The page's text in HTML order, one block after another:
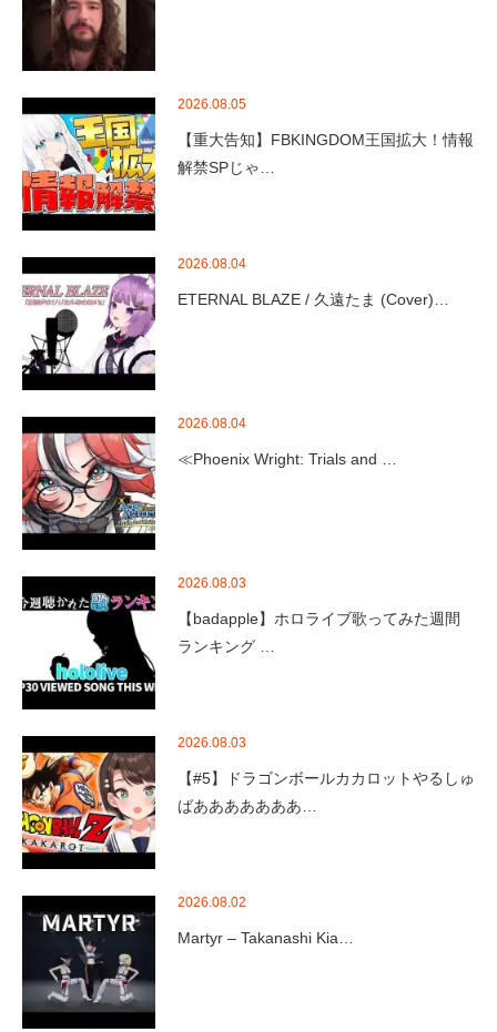
2026.08.05
【重大告知】FBKINGDOM王国拡大！情報
解禁SPじゃ…
2026.08.04
ETERNAL BLAZE / 久遠たま (Cover)…
2026.08.04
≪Phoenix Wright: Trials and …
2026.08.03
【badapple】ホロライブ歌ってみた週間
ランキング …
2026.08.03
【#5】ドラゴンボールカカロットやるしゅ
ばあああああああ…
2026.08.02
Martyr – Takanashi Kia…